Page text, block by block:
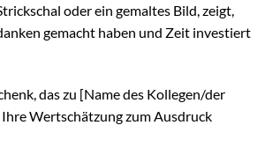
oder ein gemaltes Bild, zeigt,
gemacht haben und Zeit investiert
das zu [Name des Kollegen/der
Wertschätzung zum Ausdruck